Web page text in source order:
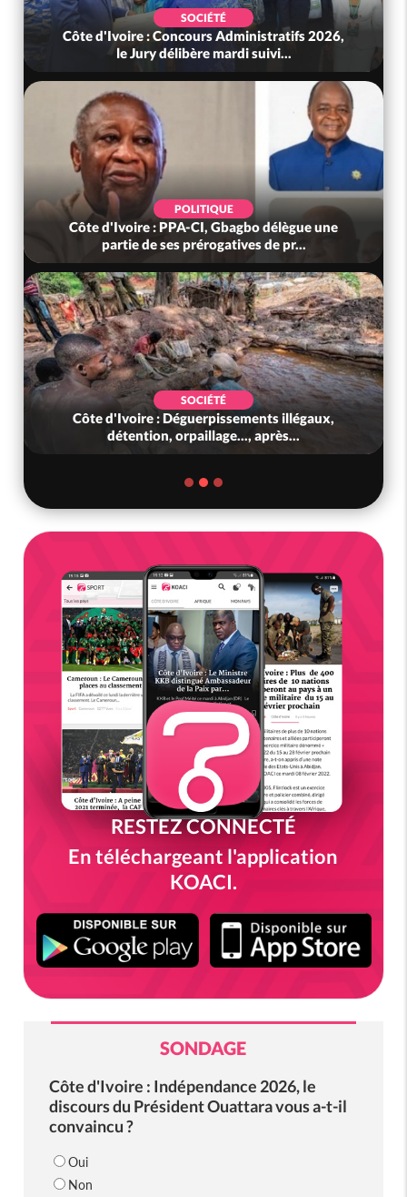
SOCIÉTÉ
Côte d'Ivoire : Concours Administratifs 2026,
le Jury délibère mardi suivi...
POLITIQUE
Côte d'Ivoire : PPA-CI, Gbagbo délègue une
partie de ses prérogatives de pr...
SOCIÉTÉ
Côte d'Ivoire : Déguerpissements illégaux,
détention, orpaillage..., après...
RESTEZ CONNECTÉ
En téléchargeant l'application
KOACI.
SONDAGE
Côte d'Ivoire : Indépendance 2026, le
discours du Président Ouattara vous a-t-il
convaincu ?
Oui
Non